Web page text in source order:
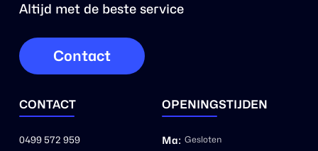
Altijd met de beste service
Contact
CONTACT
0499 572 959
OPENINGSTIJDEN
Ma: Gesloten